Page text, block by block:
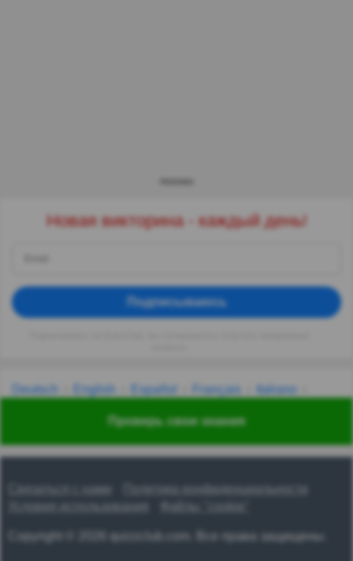
Проверь свои знания
Новая викторина - каждый день!
Подписываюсь
Deutsch English Español Français
Italiano
Українська हिन्दी 한국어
Связаться с нами
Политика конфиденциальности
Условия использования
Файлы "cookie"
Copyright © 2026 quizzclub.com. Все права защищены.